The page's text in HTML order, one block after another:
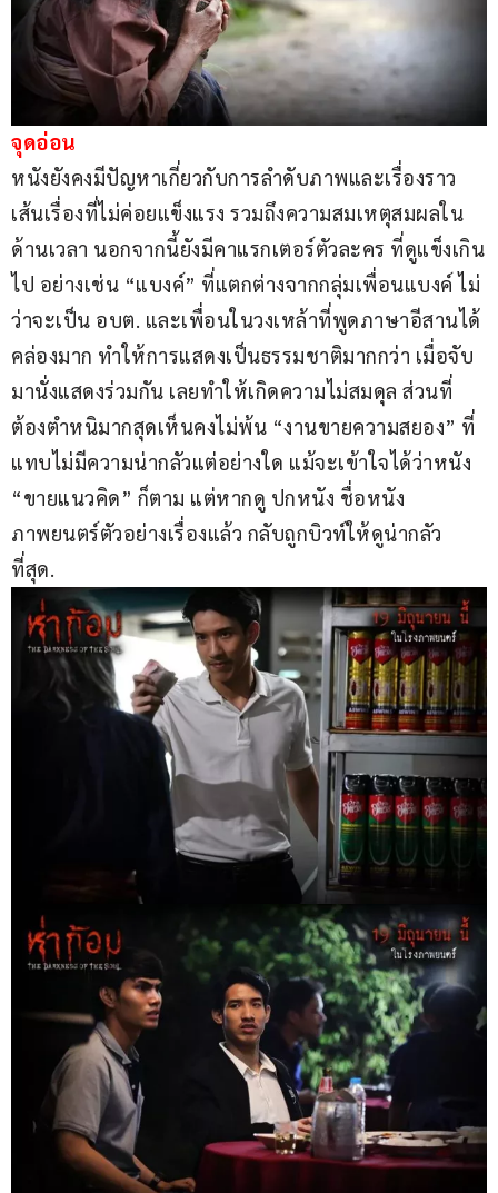
จุดอ่อน
หนังยังคงมีปัญหาเกี่ยวกับการลำดับภาพและเรื่องราว
เส้นเรื่องที่ไม่ค่อยแข็งแรง รวมถึงความสมเหตุสมผลใน
ด้านเวลา นอกจากนี้ยังมีคาแรกเตอร์ตัวละคร ที่ดูแข็งเกิน
ไป อย่างเช่น “แบงค์” ที่แตกต่างจากกลุ่มเพื่อนแบงค์ ไม่
ว่าจะเป็น อบต. และเพื่อนในวงเหล้าที่พูดภาษาอีสานได้
คล่องมาก ทำให้การแสดงเป็นธรรมชาติมากกว่า เมื่อจับ
มานั่งแสดงร่วมกัน เลยทำให้เกิดความไม่สมดุล ส่วนที่
ต้องตำหนิมากสุดเห็นคงไม่พ้น “งานขายความสยอง” ที่
แทบไม่มีความน่ากลัวแต่อย่างใด แม้จะเข้าใจได้ว่าหนัง
“ขายแนวคิด” ก็ตาม แต่หากดู ปกหนัง ชื่อหนัง
ภาพยนตร์ตัวอย่างเรื่องแล้ว กลับถูกบิวท์ให้ดูน่ากลัว
ที่สุด.